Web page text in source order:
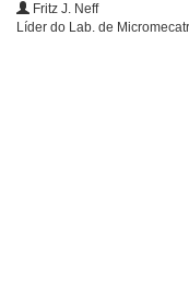
Fritz J. Neff
Líder do Lab. de